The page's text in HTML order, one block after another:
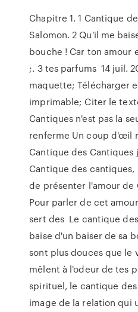
Chapitre 1. 1 Cantique
Salomon. 2 Qu'il me
bouche ! Car ton amour
;. 3 tes parfums 14 juil.
maquette; Télécharger
imprimable; Citer le
Cantiques n'est pas la
renferme Un coup d'œil
Cantique des
Cantique des
de présenter l'amour de
Pour parler de cet
sert des Le cantique
baise d'un baiser de sa
sont plus douces que le
mêlent à l'odeur de tes
spirituel, le cantique
image de la relation qui